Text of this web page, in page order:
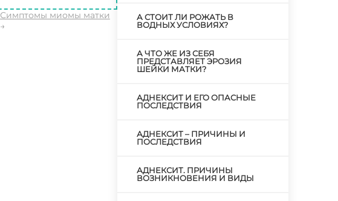
Симптомы миомы матки
→
А СТОИТ ЛИ РОЖАТЬ В
ВОДНЫХ УСЛОВИЯХ?
А ЧТО ЖЕ ИЗ СЕБЯ
ПРЕДСТАВЛЯЕТ ЭРОЗИЯ
ШЕЙКИ МАТКИ?
АДНЕКСИТ И ЕГО ОПАСНЫЕ
ПОСЛЕДСТВИЯ
АДНЕКСИТ – ПРИЧИНЫ И
ПОСЛЕДСТВИЯ
АДНЕКСИТ. ПРИЧИНЫ
ВОЗНИКНОВЕНИЯ И ВИДЫ